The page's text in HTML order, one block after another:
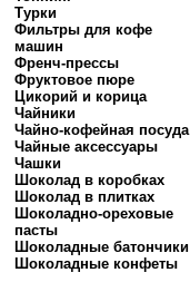
Турки
Фильтры для кофе
машин
Френч-прессы
Фруктовое пюре
Цикорий и корица
Чайники
Чайно-кофейная посуда
Чайные аксессуары
Чашки
Шоколад в коробках
Шоколад в плитках
Шоколадно-ореховые
пасты
Шоколадные батончики
Шоколадные конфеты